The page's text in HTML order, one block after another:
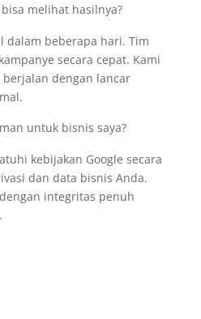
melihat hasilnya?
dalam beberapa hari. Tim
secara cepat. Kami
dengan lancar
untuk bisnis saya?
kebijakan Google secara
dan data bisnis Anda.
integritas penuh